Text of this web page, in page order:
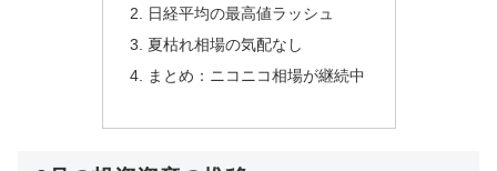
日経平均の最高値ラッシュ
夏枯れ相場の気配なし
まとめ：ニコニコ相場が継続中